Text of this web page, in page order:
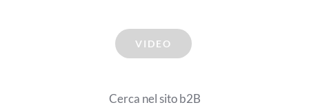
VIDEO
Cerca nel sito b2B